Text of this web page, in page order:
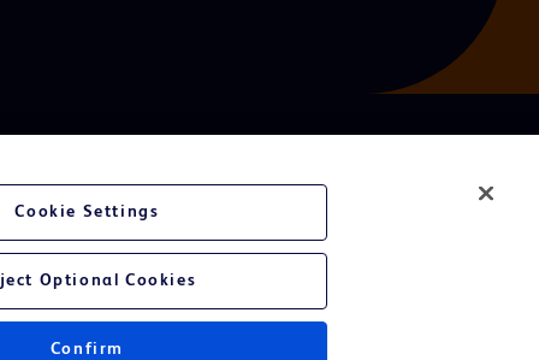
Cookie Settings
Optional Cookies
Confirm